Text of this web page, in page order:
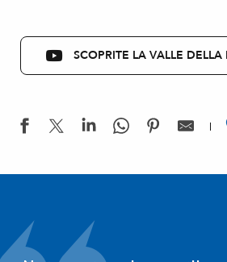
SCOPRITE LA VALLE DELLA